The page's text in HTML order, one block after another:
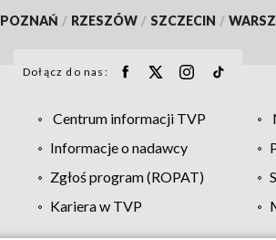
POZNAŃ / RZESZÓW / SZCZECIN /
Dołącz do nas:
Centrum informacji TVP
Informacje o nadawcy
Zgłoś program (ROPAT)
Kariera w TVP